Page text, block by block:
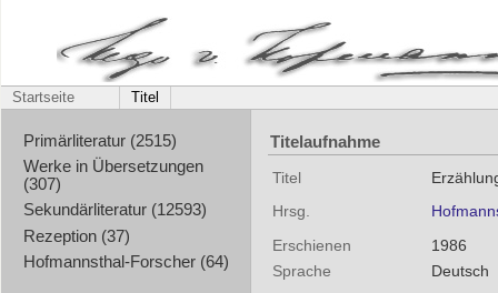
Startseite Titel
Primärliteratur (2515)
Werke in Übersetzungen
(307)
Sekundärliteratur (12593)
Rezeption (37)
Hofmannsthal-Forscher (64)
Titelaufnahme
Titel
Hrsg.
Erschienen
1986
Sprache
Deutsch